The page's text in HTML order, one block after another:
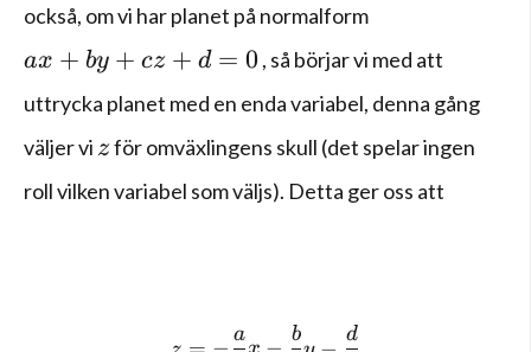
också, om vi har planet på normalform
ax+by+cz+d=0
ax + by + cz + d = 0, så börjar vi med att
uttrycka planet med en enda variabel, denna gång
väljer vi z
zför omväxlingens skull (det spelar ingen
roll vilken variabel som väljs). Detta ger oss att
z=-\frac { a }{ c } x-
a b d